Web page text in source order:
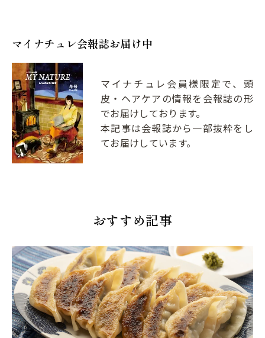
マイナチュレ会報誌お届け中
マイナチュレ会員様限定で、頭
皮・ヘアケアの情報を会報誌の形
でお届けしております。
本記事は会報誌から一部抜粋をし
てお届けしています。
おすすめ記事